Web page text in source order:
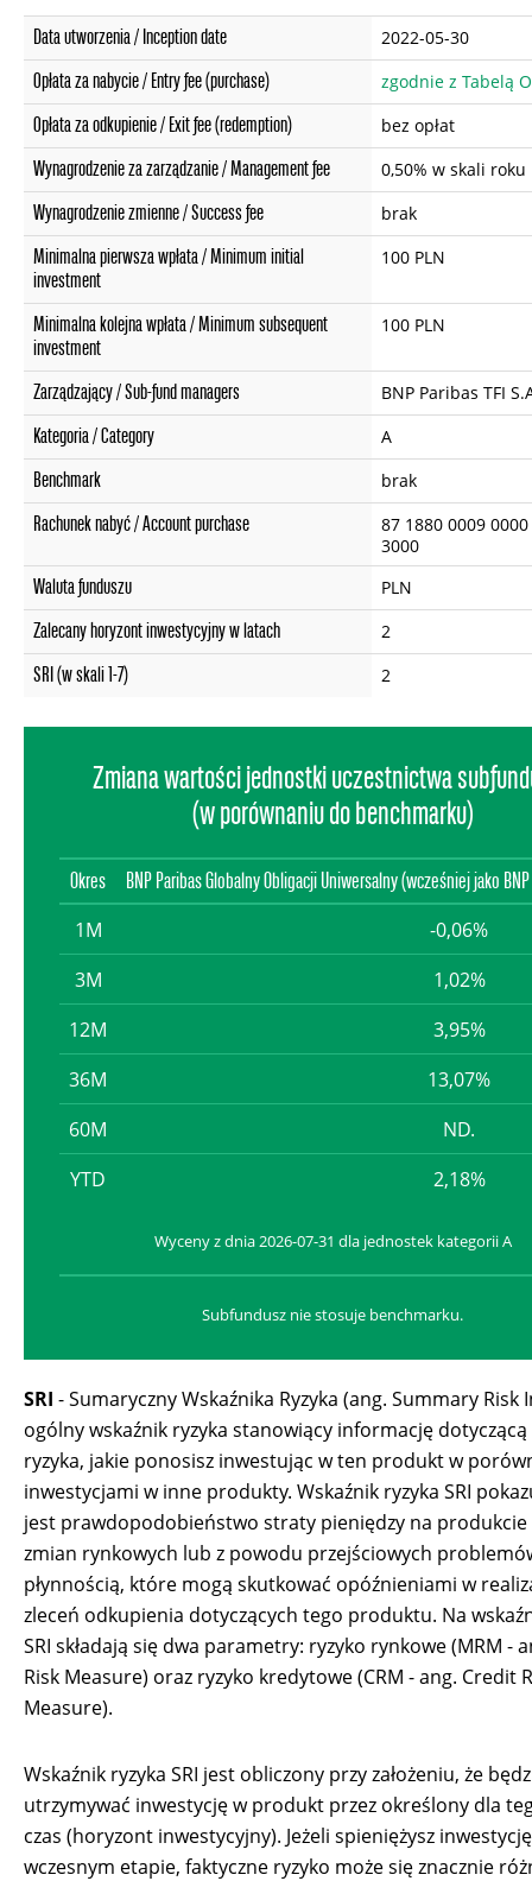
Data utworzenia / Inception date 2022-05-30
Opłata za nabycie / Entry fee (purchase) zgodnie z Tabelą
Opłata za odkupienie / Exit fee (redemption) bez opłat
Wynagrodzenie za zarządzanie / Management fee 0,50% w skali roku
Wynagrodzenie zmienne / Success fee brak
Minimalna pierwsza wpłata / Minimum initial
investment
100 PLN
Minimalna kolejna wpłata / Minimum subsequent
investment
100 PLN
Zarządzający / Sub-fund managers BNP Paribas TFI
Kategoria / Category A
Benchmark brak
Rachunek nabyć / Account purchase
87 1880 0009
3000
Waluta funduszu PLN
Zalecany horyzont inwestycyjny w latach 2
SRI (w skali 1-7) 2
Zmiana wartości jednostki uczestnictwa
(w porównaniu do benchmarku)
Okres BNP Paribas Globalny Obligacji Uniwersalny (wcześniej jako
1M
-0,06%
3M
1,02%
12M
3,95%
36M
13,07%
60M
ND.
YTD
2,18%
Wyceny z dnia 2026-07-31 dla jednostek kategorii A
Subfundusz nie stosuje benchmarku.
SRI - Sumaryczny Wskaźnika Ryzyka (ang. Summary
ogólny wskaźnik ryzyka stanowiący informację
ryzyka, jakie ponosisz inwestując w ten produkt w
inwestycjami w inne produkty. Wskaźnik ryzyka SRI
jest prawdopodobieństwo straty pieniędzy na produkcie
zmian rynkowych lub z powodu przejściowych
płynnością, które mogą skutkować opóźnieniami w
zleceń odkupienia dotyczących tego produktu. Na
SRI składają się dwa parametry: ryzyko rynkowe (MRM -
Risk Measure) oraz ryzyko kredytowe (CRM - ang. Credit
Measure).
Wskaźnik ryzyka SRI jest obliczony przy założeniu, że
utrzymywać inwestycję w produkt przez określony dla
czas (horyzont inwestycyjny). Jeżeli spieniężysz
wczesnym etapie, faktyczne ryzyko może się znacznie